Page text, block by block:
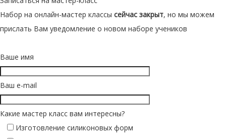
Набор на онлайн-мастер классы сейчас закрыт, но мы можем
прислать Вам уведомление о новом наборе учеников
Ваше имя
Ваш e-mail
Какие мастер класс вам интересны?
Изготовление силиконовых форм